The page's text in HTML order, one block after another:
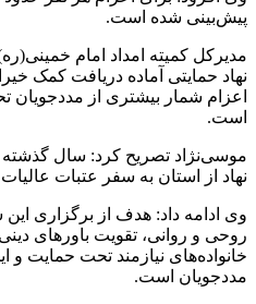
پیش‌بینی شده است.
مدیرکل کمیته امداد امام
نهاد حمایتی آماده دریافت کمک
اعزام شمار بیشتری از
است.
نهاد از استان به سفر عتبات
وی ادامه داد: هدف از برگزاری
روحی و روانی، تقویت باورهای
خانواده‌های نیازمند تحت حمایت و
مددجویان است.